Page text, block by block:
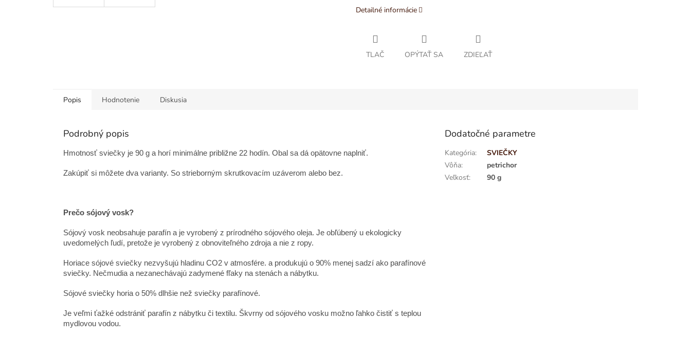
Detailné informácie
TLAČ OPÝTAŤ SA ZDIEĽAŤ
Popis Hodnotenie Diskusia
Podrobný popis
Hmotnosť sviečky je 90 g a horí minimálne približne 22 hodín. Obal sa dá opätovne naplniť.
Zakúpiť si môžete dva varianty. So strieborným skrutkovacím uzáverom alebo bez.
Prečo sójový vosk?
Sójový vosk neobsahuje parafín a je vyrobený z prírodného sójového oleja. Je obľúbený u ekologicky
uvedomelých ľudí, pretože je vyrobený z obnoviteľného zdroja a nie z ropy.
Horiace sójové sviečky nezvyšujú hladinu CO2 v atmosfére. a produkujú o 90% menej sadzí ako parafínové
sviečky. Nečmudia a nezanechávajú zadymené fľaky na stenách a nábytku.
Sójové sviečky horia o 50% dlhšie než sviečky parafínové.
Je veľmi ťažké odstrániť parafín z nábytku či textilu. Škvrny od sójového vosku možno ľahko čistiť s teplou
mydlovou vodou.
Dodatočné parametre
Kategória:
SVIEČKY
Vôňa:
petrichor
Veľkosť: 90 g